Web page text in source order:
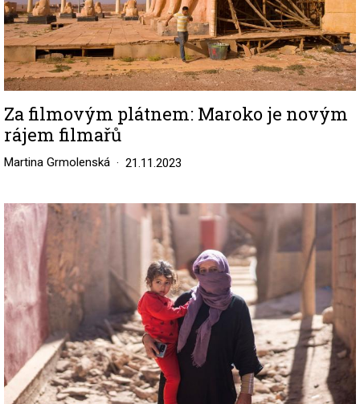
Za filmovým plátnem: Maroko je novým
rájem filmařů
Martina Grmolenská 21.11.2023
Image